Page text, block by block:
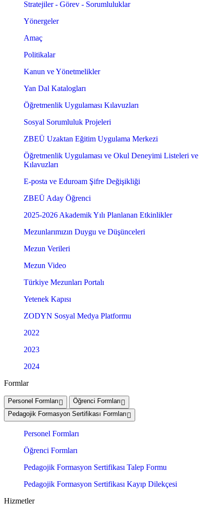
Stratejiler - Görev - Sorumluluklar
Yönergeler
Amaç
Politikalar
Kanun ve Yönetmelikler
Yan Dal Katalogları
Öğretmenlik Uygulaması Kılavuzları
Sosyal Sorumluluk Projeleri
ZBEÜ Uzaktan Eğitim Uygulama Merkezi
Öğretmenlik Uygulaması ve Okul Deneyimi Listeleri ve
Kılavuzları
E-posta ve Eduroam Şifre Değişikliği
ZBEÜ Aday Öğrenci
2025-2026 Akademik Yılı Planlanan Etkinlikler
Mezunlarımızın Duygu ve Düşünceleri
Mezun Verileri
Mezun Video
Türkiye Mezunları Portalı
Yetenek Kapısı
ZODYN Sosyal Medya Platformu
2022
2023
2024
Formlar
Personel Formları
Öğrenci Formları
Pedagojik Formasyon Sertifikası Formları
Personel Formları
Öğrenci Formları
Pedagojik Formasyon Sertifikası Talep Formu
Pedagojik Formasyon Sertifikası Kayıp Dilekçesi
Hizmetler